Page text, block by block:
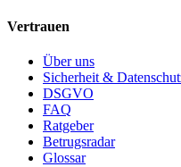
Vertrauen
Über uns
Sicherheit &
DSGVO
FAQ
Ratgeber
Betrugsradar
Glossar